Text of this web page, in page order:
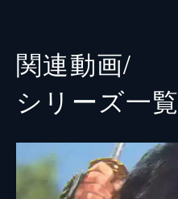
関連動画/
シリーズ⼀覧